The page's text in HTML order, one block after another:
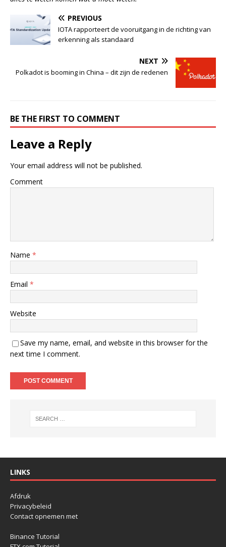
PREVIOUS
IOTA rapporteert de vooruitgang in de richting van
erkenning als standaard
NEXT
Polkadot is booming in China – dit zijn de redenen
BE THE FIRST TO COMMENT
Leave a Reply
Your email address will not be published.
Comment
Name *
Email *
Website
Save my name, email, and website in this browser for the
next time I comment.
LINKS
Afdruk
Privacybeleid
Contact opnemen met
Binance Tutorial